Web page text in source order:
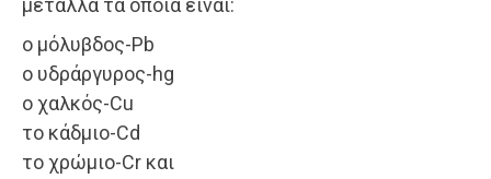
μέταλλα τα οποία είναι:
ο μόλυβδος-Pb
ο υδράργυρος-hg
ο χαλκός-Cu
το κάδμιο-Cd
το χρώμιο-Cr και